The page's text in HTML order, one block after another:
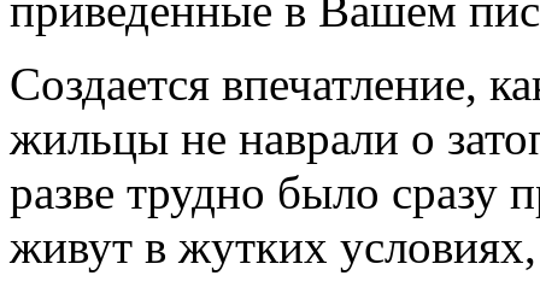
приведенные в Вашем
Создается впечатление,
жильцы не наврали о
разве трудно было сразу
живут в жутких